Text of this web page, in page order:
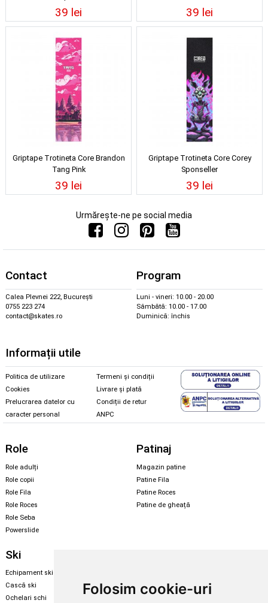
Folosim cookie-uri
39 lei 39 lei
Griptape Trotineta Core Brandon
Tang Pink
39 lei
Griptape Trotineta Core Corey
Sponseller
39 lei
Urmărește-ne pe social media
Contact
Calea Plevnei 222, București
0755 223 274
contact@skates.ro
Program
Luni - vineri: 10.00 - 20.00
Sâmbătă: 10.00 - 17.00
Duminică: închis
Informații utile
Politica de utilizare
Cookies
Prelucrarea datelor cu
caracter personal
Termeni și condiții
Livrare și plată
Condiții de retur
ANPC
Role
Role adulți
Role copii
Role Fila
Role Roces
Role Seba
Powerslide
Patinaj
Magazin patine
Patine Fila
Patine Roces
Patine de gheață
Ski
Echipament ski
Cască ski
Ochelari schi
Echipament snowboard